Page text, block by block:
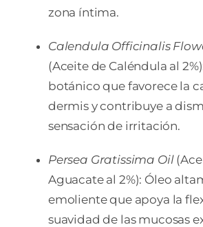
zona íntima.
Calendula Officinalis
(Aceite de Caléndula al
botánico que favorece la
dermis y contribuye a
sensación de irritación.
Persea Gratissima Oil
Aguacate al 2%): Óleo
emoliente que apoya la
suavidad de las mucosas